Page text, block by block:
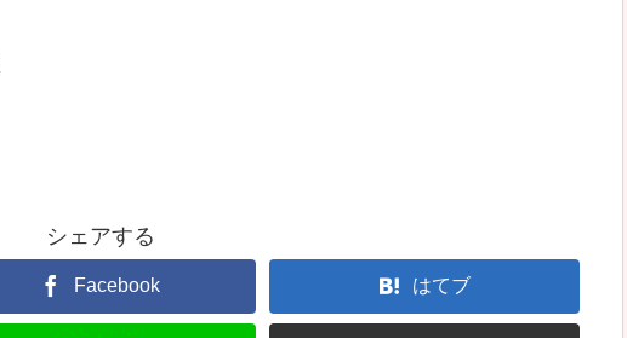
シェアする
Facebook はてブ